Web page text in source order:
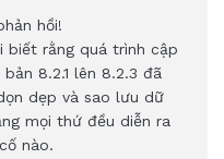
hồi!
biết rằng quá trình cập
8.2.1 lên 8.2.3 đã
dẹp và sao lưu dữ
mọi thứ đều diễn ra
nào.